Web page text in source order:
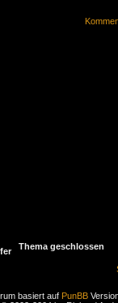
Thema geschlossen
basiert auf PunBB